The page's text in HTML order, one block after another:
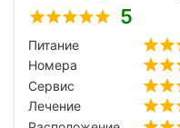
положительное
благодарна.
И конечно, досуг
прекрасно!
баян и, конечно же,
5
Питание
Номера
Сервис
Лечение